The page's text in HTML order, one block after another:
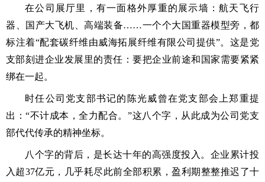
在公司展厅里，有一面格外厚重的展示墙：航天飞行
器、国产大飞机、高端装备……一个个大国重器模型旁，都
标注着“配套碳纤维由威海拓展纤维有限公司提供”。这是党
支部刻进企业发展里的责任：要把企业前途和国家需要紧紧
绑在一起。
时任公司党支部书记的陈光威曾在党支部会上郑重提
出：“不计成本，全力配合。”这八个字，从此成为公司党支
部代代传承的精神坐标。
八个字的背后，是长达十年的高强度投入。企业累计投
入超37亿元，几乎耗尽此前全部积累，盈利期整整推迟了十